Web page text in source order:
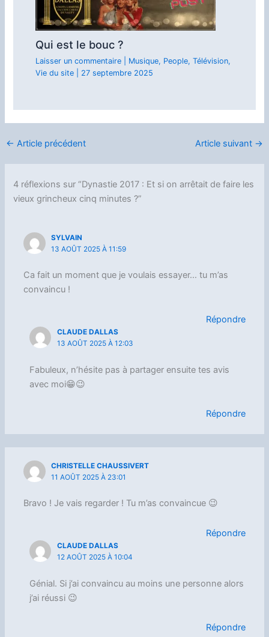
Qui est le bouc ?
Laisser un commentaire Musique, People, Télévision,
Vie du site| 27 septembre 2025
← Article précédent Article suivant →
4 réflexions sur “Dynastie 2017 : Et si on arrêtait de faire les
vieux grincheux cinq minutes ?”
SYLVAIN
13 AOÛT 2025 À 11:59
Ca fait un moment que je voulais essayer… tu m’as
convaincu !
Répondre
CLAUDE DALLAS
13 AOÛT 2025 À 12:03
Fabuleux, n’hésite pas à partager ensuite tes avis
avec moi😁😉
Répondre
CHRISTELLE CHAUSSIVERT
11 AOÛT 2025 À 23:01
Bravo ! Je vais regarder ! Tu m’as convaincue 😉
Répondre
CLAUDE DALLAS
12 AOÛT 2025 À 10:04
Génial. Si j’ai convaincu au moins une personne alors
j’ai réussi 😉
Répondre